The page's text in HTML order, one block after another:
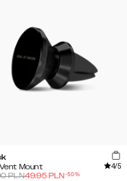
Mount
4/5
PLN49.95 PLN-50%